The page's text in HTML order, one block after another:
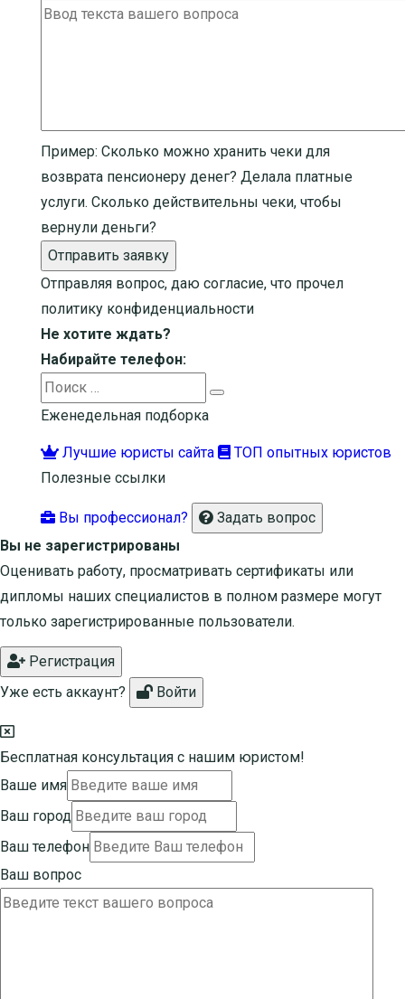
Пример: Сколько можно хранить чеки для
возврата пенсионеру денег? Делала платные
услуги. Сколько действительны чеки, чтобы
вернули деньги?
Отправить заявку
Отправляя вопрос, даю согласие, что прочел
политику конфиденциальности
Не хотите ждать?
Набирайте телефон:
Search
for:
Еженедельная подборка
Лучшие юристы сайта
ТОП опытных юристов
Полезные ссылки
Вы профессионал?
Задать вопрос
Вы не зарегистрированы
Оценивать работу, просматривать сертификаты или
дипломы наших специалистов в полном размере могут
только зарегистрированные пользователи.
Регистрация
Уже есть аккаунт?
Войти
Бесплатная консультация с нашим юристом!
Ваше имя
Ваш город
Ваш телефон
Ваш вопрос